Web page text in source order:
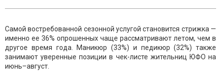
Самой востребованной сезонной услугой становится стрижка —
именно ее 36% опрошенных чаще рассматривают летом, чем в
другое время года. Маникюр (33%) и педикюр (32%) также
занимают уверенные позиции в чек-листе жительниц ЮФО на
июнь–август.